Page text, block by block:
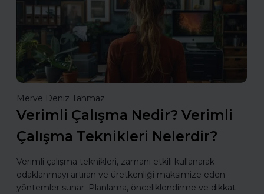
Merve Deniz Tahmaz
Verimli Çalışma Nedir? Verimli
Çalışma Teknikleri Nelerdir?
Verimli çalışma teknikleri, zamanı etkili kullanarak
odaklanmayı artıran ve üretkenliği maksimize eden
yöntemler sunar. Planlama, önceliklendirme ve dikkat